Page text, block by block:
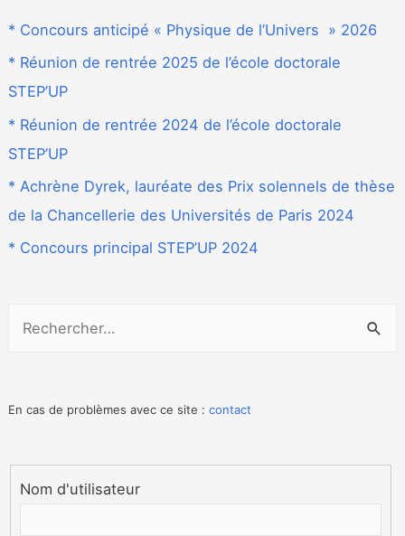
* Concours anticipé « Physique de l’Univers » 2026
* Réunion de rentrée 2025 de l’école doctorale
STEP’UP
* Réunion de rentrée 2024 de l’école doctorale
STEP’UP
* Achrène Dyrek, lauréate des Prix solennels de thèse
de la Chancellerie des Universités de Paris 2024
* Concours principal STEP’UP 2024
h
r
En cas de problèmes avec ce site : contact
Nom d'utilisateur